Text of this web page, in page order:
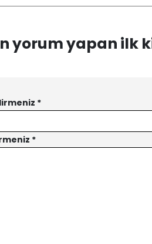
yorum yapan ilk
*
*